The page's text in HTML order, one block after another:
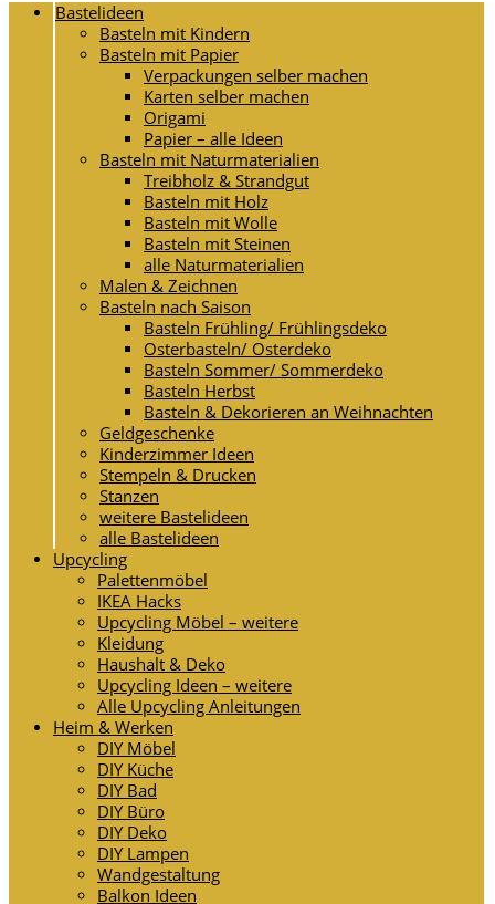
Bastelideen
Basteln mit Kindern
Basteln mit Papier
Verpackungen selber machen
Karten selber machen
Origami
Papier – alle Ideen
Basteln mit Naturmaterialien
Treibholz & Strandgut
Basteln mit Holz
Basteln mit Wolle
Basteln mit Steinen
alle Naturmaterialien
Malen & Zeichnen
Basteln nach Saison
Basteln Frühling/ Frühlingsdeko
Osterbasteln/ Osterdeko
Basteln Sommer/ Sommerdeko
Basteln Herbst
Basteln & Dekorieren an Weihnachten
Geldgeschenke
Kinderzimmer Ideen
Stempeln & Drucken
Stanzen
weitere Bastelideen
alle Bastelideen
Upcycling
Palettenmöbel
IKEA Hacks
Upcycling Möbel – weitere
Kleidung
Haushalt & Deko
Upcycling Ideen – weitere
Alle Upcycling Anleitungen
Heim & Werken
DIY Möbel
DIY Küche
DIY Bad
DIY Büro
DIY Deko
DIY Lampen
Wandgestaltung
Balkon Ideen